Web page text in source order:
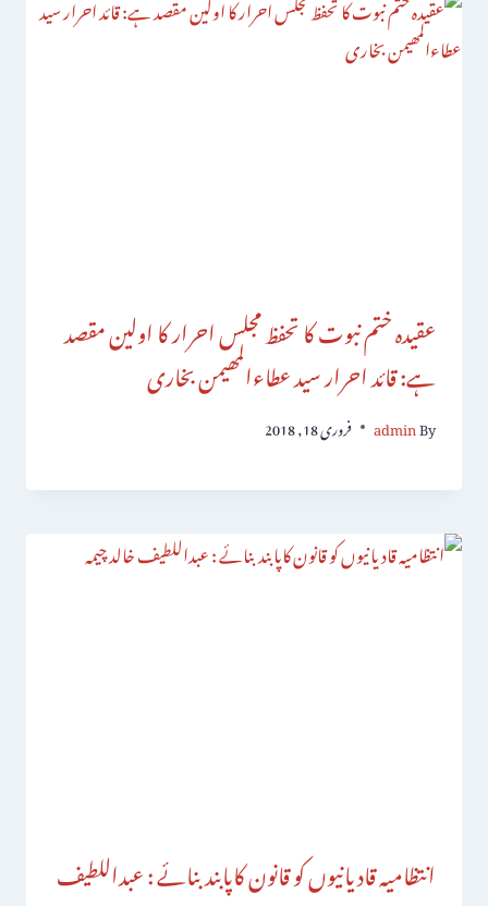
عقیدہ ختم نبوت کا تحفظ مجلس احرار کا اولین مقصد
ہے: قائد احرار سید عطاءالمھیمن بخاری
By
admin فروری 18, 2018
انتظامیہ قادیانیوں کو قانون کاپابندبنائے : عبداللطیف